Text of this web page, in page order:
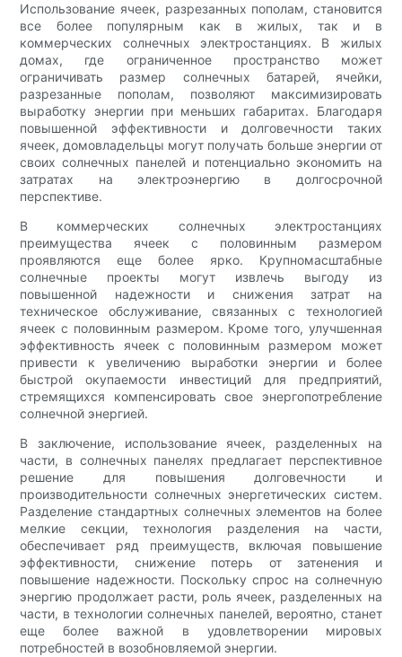
Использование ячеек, разрезанных пополам, становится
все более популярным как в жилых, так и в
коммерческих солнечных электростанциях. В жилых
домах, где ограниченное пространство может
ограничивать размер солнечных батарей, ячейки,
разрезанные пополам, позволяют максимизировать
выработку энергии при меньших габаритах. Благодаря
повышенной эффективности и долговечности таких
ячеек, домовладельцы могут получать больше энергии от
своих солнечных панелей и потенциально экономить на
затратах на электроэнергию в долгосрочной
перспективе.
В коммерческих солнечных электростанциях
преимущества ячеек с половинным размером
проявляются еще более ярко. Крупномасштабные
солнечные проекты могут извлечь выгоду из
повышенной надежности и снижения затрат на
техническое обслуживание, связанных с технологией
ячеек с половинным размером. Кроме того, улучшенная
эффективность ячеек с половинным размером может
привести к увеличению выработки энергии и более
быстрой окупаемости инвестиций для предприятий,
стремящихся компенсировать свое энергопотребление
солнечной энергией.
В заключение, использование ячеек, разделенных на
части, в солнечных панелях предлагает перспективное
решение для повышения долговечности и
производительности солнечных энергетических систем.
Разделение стандартных солнечных элементов на более
мелкие секции, технология разделения на части,
обеспечивает ряд преимуществ, включая повышение
эффективности, снижение потерь от затенения и
повышение надежности. Поскольку спрос на солнечную
энергию продолжает расти, роль ячеек, разделенных на
части, в технологии солнечных панелей, вероятно, станет
еще более важной в удовлетворении мировых
потребностей в возобновляемой энергии.